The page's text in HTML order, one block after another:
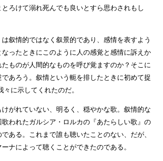
ろけて溺れ死んでも良いとすら思わされもし
叙情的ではなく叙景的であり、感情を表すよう
ったときにこのように人の感覚と感情に訴えか
ものが人間的なものを呼び覚ますのか？そこに
あろう。叙情という軛を排したときに初めて捉
に示してくれたのだ。
がれていない、明るく、穏やかな歌。叙情的な
われたガルシア・ロルカの『あたらしい歌』の
ある。これまで誰も聴いたことのない、だが、
ナによって聴くことができたのである。